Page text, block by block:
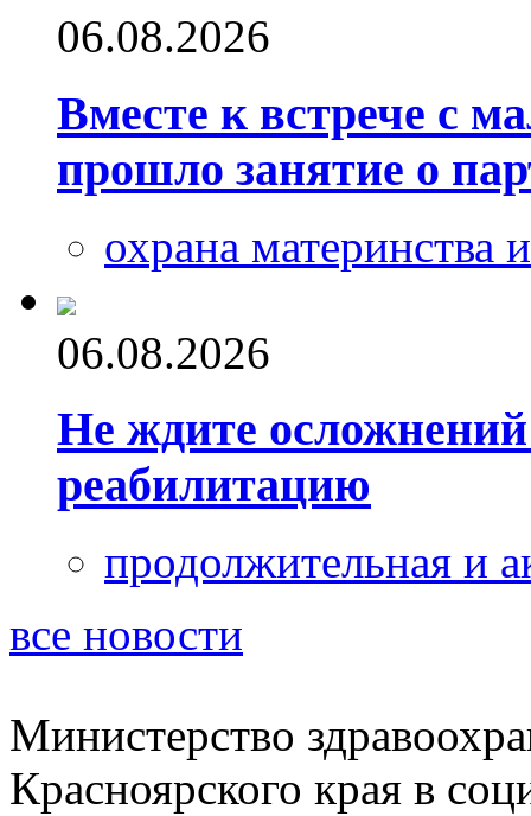
06.08.2026
Вместе к встрече с
прошло занятие о
охрана материнства
06.08.2026
Не ждите
реабилитацию
продолжительная и
все новости
Министерство
Красноярского края в